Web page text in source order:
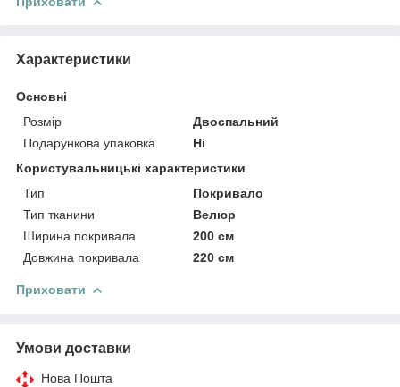
Характеристики
Основні
Розмір
Двоспальний
Подарункова упаковка
Ні
Користувальницькі характеристики
Тип
Покривало
Тип тканини
Велюр
Ширина покривала
200 см
Довжина покривала
220 см
Приховати
Умови доставки
Нова Пошта